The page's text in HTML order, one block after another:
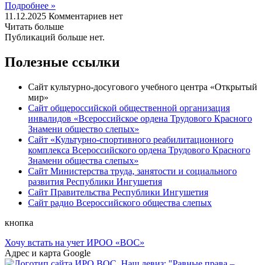
Подробнее »
11.12.2025 Комментариев нет
Читать больше
Публикаций больше нет.
Полезные ссылки
Сайт культурно-досугового учебного центра «Открытый
мир»
Сайт общероссийской общественной организация
инвалидов «Всероссийское ордена Трудового Красного
Знамени общество слепых»
Сайт «Культурно-спортивного реабилитационного
комплекса Всероссийского ордена Трудового Красного
Знамени общества слепых»
Сайт Министерства труда, занятости и социального
развития Республики Ингушетия
Сайт Правительства Республики Ингушетия
Сайт радио Всероссийского общества слепых
кнопка
Хочу встать на учет ИРОО «ВОС»
Адрес и карта Google